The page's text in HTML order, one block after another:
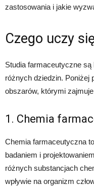
zastosowania i jakie
Czego uczy
Studia farmaceutyczne
różnych dziedzin. Poniżej
obszarów, którymi
1. Chemia
Chemia farmaceutyczna
badaniem i
różnych substancjach
wpływie na organizm